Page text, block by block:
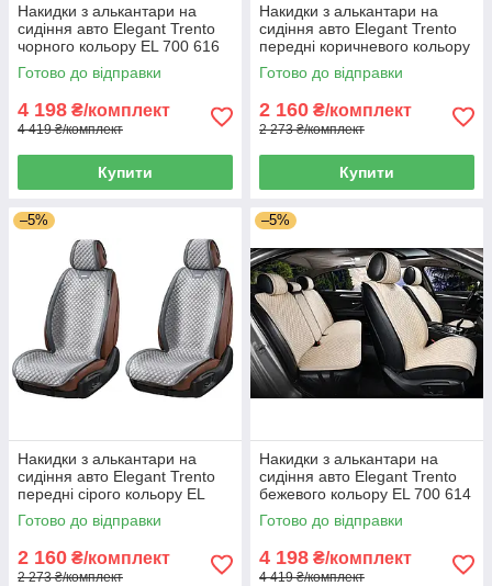
Накидки з алькантари на
сидіння авто Elegant Trento
чорного кольору EL 700 616
Готово до відправки
4 198 ₴/комплект
4 419 ₴/комплект
Купити
Накидки з алькантари на
сидіння авто Elegant Trento
передні коричневого кольору
EL 700 605
Готово до відправки
2 160 ₴/комплект
2 273 ₴/комплект
Купити
–5%
Накидки з алькантари на
сидіння авто Elegant Trento
передні сірого кольору EL
700 603
Готово до відправки
2 160 ₴/комплект
2 273 ₴/комплект
–5%
Накидки з алькантари на
сидіння авто Elegant Trento
бежевого кольору EL 700 614
Готово до відправки
4 198 ₴/комплект
4 419 ₴/комплект